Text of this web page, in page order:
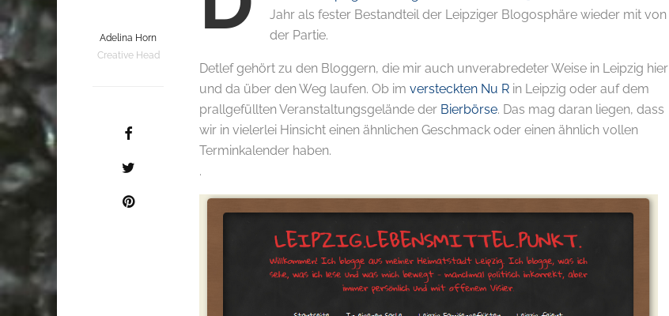
Adelina Horn
Creative Head
Jahr als fester Bestandteil der Leipziger Blogosphäre wieder mit von
der Partie.
Detlef gehört zu den Bloggern, die mir auch unverabredeter Weise in Leipzig hier
und da über den Weg laufen. Ob im versteckten Nu R in Leipzig oder auf dem
prallgefüllten Veranstaltungsgelände der Bierbörse. Das mag daran liegen, dass
wir in vielerlei Hinsicht einen ähnlichen Geschmack oder einen ähnlich vollen
Terminkalender haben.
.